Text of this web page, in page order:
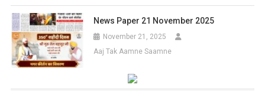
News Paper 21 November 2025
November 21, 2025
Aaj Tak Aamne Saamne